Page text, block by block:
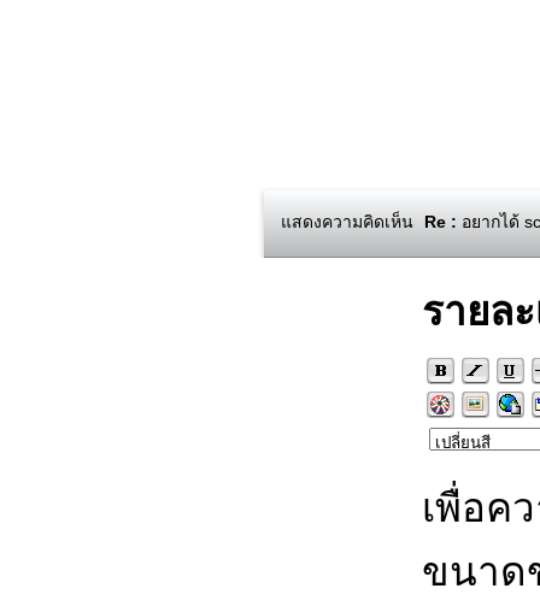
แสดงความคิดเห็น Re : อยากได้
รายล
เพื่อค
ขนาด